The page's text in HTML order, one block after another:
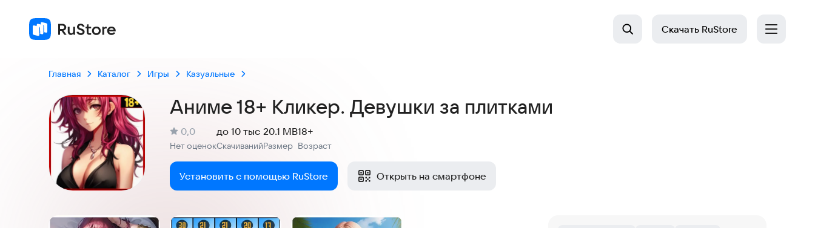
Скачать RuStore
Главная Каталог Игры Казуальные
Аниме 18+ Кликер. Девушки за плитками
Рейтинг:
0,0
Нет оценокСкачиваний
до 10 тыс
Размер
20.1 MB
Возраст
18+
Установить с помощью RuStore Открыть на смартфоне
Скриншоты